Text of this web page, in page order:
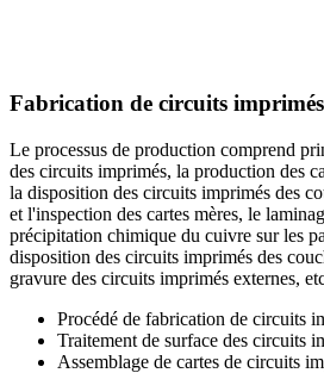
Fabrication de circuits imprimés
Le processus de production comprend
des circuits imprimés, la production des
la disposition des circuits imprimés des
et l'inspection des cartes mères, le
précipitation chimique du cuivre sur les
disposition des circuits imprimés des
gravure des circuits imprimés externes,
Procédé de fabrication de circuits
Traitement de surface des circuits
Assemblage de cartes de circuits